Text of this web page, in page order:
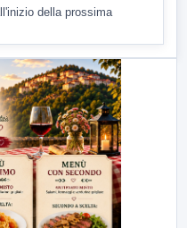
della prossima